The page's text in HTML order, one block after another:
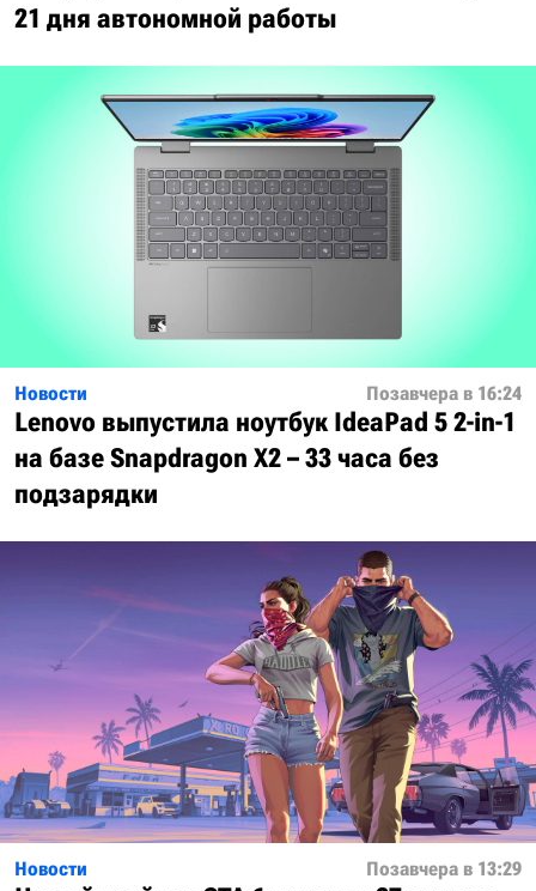
21 дня автономной работы
Новости Позавчера в 16:24
Lenovo выпустила ноутбук IdeaPad 5 2-in-1
на базе Snapdragon X2 – 33 часа без
подзарядки
Новости Позавчера в 13:29